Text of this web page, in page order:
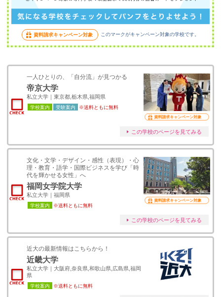
資料請求キャンペーン対象 このマークがキャンペーン対象の学校です。
一人ひとりの、「自分流」が見つかる
帝京大学
私立大学｜東京都,栃木県,福岡県
学校案内 受験案内 ※送料ともに無料
資料請求キャンペーン対象
この学校のページを見てみる
文化・文学・デザイン・感性（表現）・心
理・教育・語学・国際ビジネスを学び「時
代を輝かせる女性」へ
福岡女学院大学
私立大学｜福岡県
学校案内 ※送料ともに無料
資料請求キャンペーン対象
この学校のページを見てみる
近大の最新情報はこちらから！
近畿大学
私立大学｜大阪府,奈良県,和歌山県,広島県,福岡
県
学校案内 ※送料ともに無料